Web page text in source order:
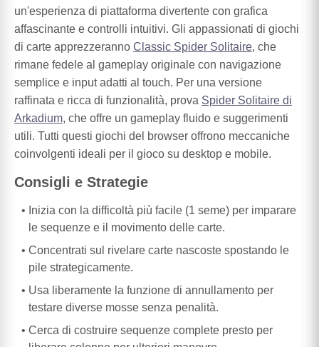
un'esperienza di piattaforma divertente con grafica
affascinante e controlli intuitivi. Gli appassionati di giochi
di carte apprezzeranno Classic Spider Solitaire, che
rimane fedele al gameplay originale con navigazione
semplice e input adatti al touch. Per una versione
raffinata e ricca di funzionalità, prova Spider Solitaire di
Arkadium, che offre un gameplay fluido e suggerimenti
utili. Tutti questi giochi del browser offrono meccaniche
coinvolgenti ideali per il gioco su desktop e mobile.
Consigli e Strategie
Inizia con la difficoltà più facile (1 seme) per imparare
le sequenze e il movimento delle carte.
Concentrati sul rivelare carte nascoste spostando le
pile strategicamente.
Usa liberamente la funzione di annullamento per
testare diverse mosse senza penalità.
Cerca di costruire sequenze complete presto per